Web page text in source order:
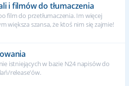
i filmów do tłumaczenia
film do przetłumaczenia. Im więcej
większa szansa, że ktoś nim się zajmie!
istniejących w bazie N24 napisów do
release'ów.